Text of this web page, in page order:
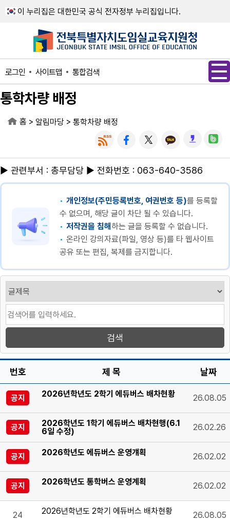
이 누리집은 대한민국 공식 전자정부 누리집입니다.
로그인 사이트맵 통합검색
통학차량 배정
홈 > 알림마당 > 통학차량 배정
▶ 관련부서 : 총무담당 ▶ 전화번호 : 063-640-3586
개인정보(주민등록번호, 여권번호 등)를 등록할
수 없으며, 해당 글이 차단 될 수 있습니다.
저작권을 침해하는 글을 등록할 수 없습니다.
온라인 강의자료(파일, 영상 등)를 타 웹사이트
공유 또는 편집, 복제를 금지합니다.
번호 제 목 날짜
공지 2026년학년도 2학기 에듀버스 배차현황 26.08.05
공지
2026학년도 1학기 에듀버스 배차현행(6.1
6일 수정)
26.02.26
공지 2026학년도 에듀버스 운영걔획 26.02.02
공지 2026학년도 통학버스 운영계획 26.02.02
24 2026년학년도 2학기 에듀버스 배차현황 26.08.05